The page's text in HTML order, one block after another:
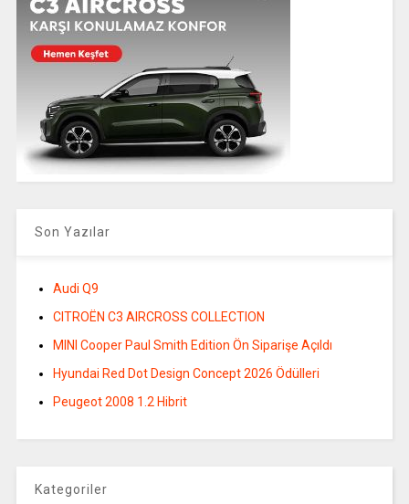
Son Yazılar
Audi Q9
CITROËN C3 AIRCROSS COLLECTION
MINI Cooper Paul Smith Edition Ön Siparişe Açıldı
Hyundai Red Dot Design Concept 2026 Ödülleri
Peugeot 2008 1.2 Hibrit
Kategoriler